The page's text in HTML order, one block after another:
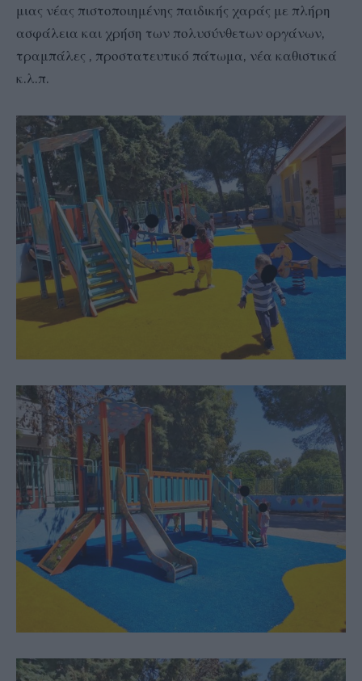
μιας νέας πιστοποιημένης παιδικής χαράς με πλήρη
ασφάλεια και χρήση των πολυσύνθετων οργάνων,
τραμπάλες , προστατευτικό πάτωμα, νέα καθιστικά
κ.λ.π.